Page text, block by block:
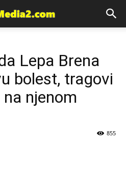
Lepa Brena
bolest, tragovi
njenom
855